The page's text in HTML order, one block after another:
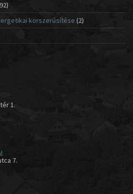
korszerűsítése (2)
1.
7.